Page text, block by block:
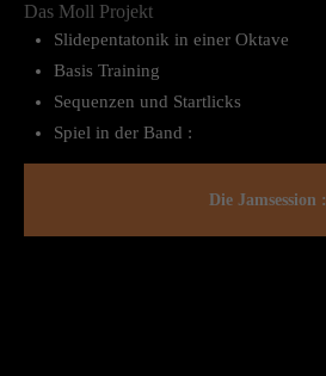
Das Moll Projekt
Slidepentatonik in einer Oktave
Basis Training
Sequenzen und Startlicks
Spiel in der Band :
Die Jamsession :